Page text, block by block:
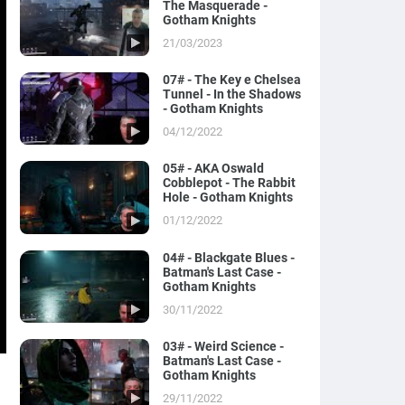
The Masquerade -
Gotham Knights
21/03/2023
07# - The Key e Chelsea
Tunnel - In the Shadows
- Gotham Knights
04/12/2022
05# - AKA Oswald
Cobblepot - The Rabbit
Hole - Gotham Knights
01/12/2022
04# - Blackgate Blues -
Batman's Last Case -
Gotham Knights
30/11/2022
03# - Weird Science -
Batman's Last Case -
Gotham Knights
29/11/2022